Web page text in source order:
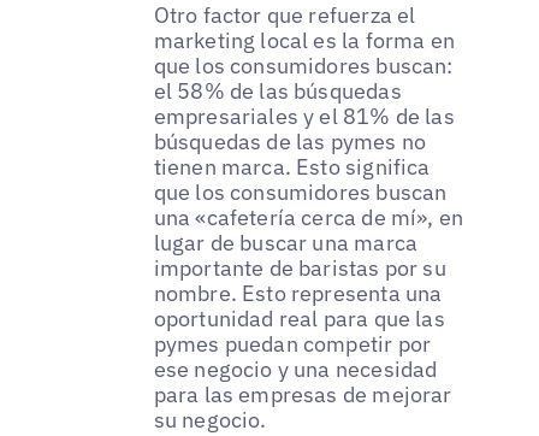
Otro factor que refuerza el
marketing local es la forma en
que los consumidores buscan:
el 58% de las búsquedas
empresariales y el 81% de las
búsquedas de las pymes no
tienen marca. Esto significa
que los consumidores buscan
una «cafetería cerca de mí», en
lugar de buscar una marca
importante de baristas por su
nombre. Esto representa una
oportunidad real para que las
pymes puedan competir por
ese negocio y una necesidad
para las empresas de mejorar
su negocio.